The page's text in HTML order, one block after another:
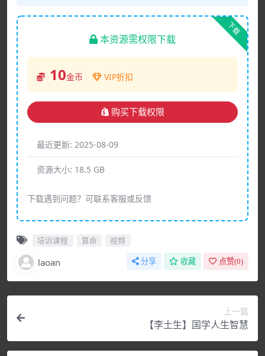
下载
本资源需权限下载
10金币 VIP折扣
购买下载权限
最近更新: 2025-08-09
资源大小: 18.5 GB
下载遇到问题？可联系客服或反馈
培训课程 算命 视频
laoan 分享 收藏 点赞(0)
上一篇
【李土生】国学人生智慧